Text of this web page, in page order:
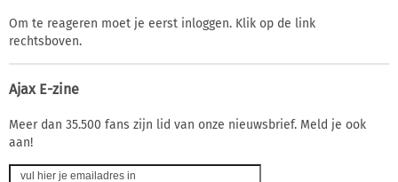
Om te reageren moet je eerst inloggen. Klik op de link
rechtsboven.
Ajax E-zine
Meer dan 35.500 fans zijn lid van onze nieuwsbrief. Meld je ook
aan!